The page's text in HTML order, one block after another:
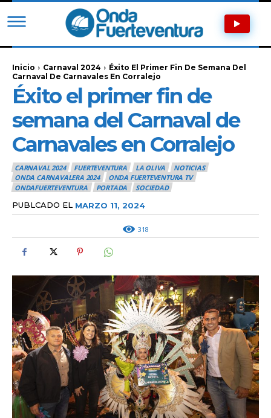
Inicio Carnaval 2024
Éxito El Primer Fin De Semana Del
Carnaval De Carnavales En Corralejo
Éxito el primer fin de
semana del Carnaval de
Carnavales en Corralejo
CARNAVAL 2024 FUERTEVENTURA LA OLIVA
NOTICIAS
ONDA CARNAVALERA 2024
ONDA FUERTEVENTURA TV
ONDAFUERTEVENTURA
PORTADA SOCIEDAD
PUBLCADO EL MARZO 11, 2024
318